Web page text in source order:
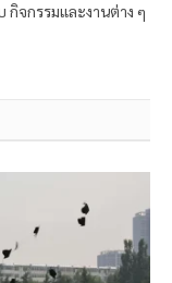
จกรรมและงานต่าง ๆ